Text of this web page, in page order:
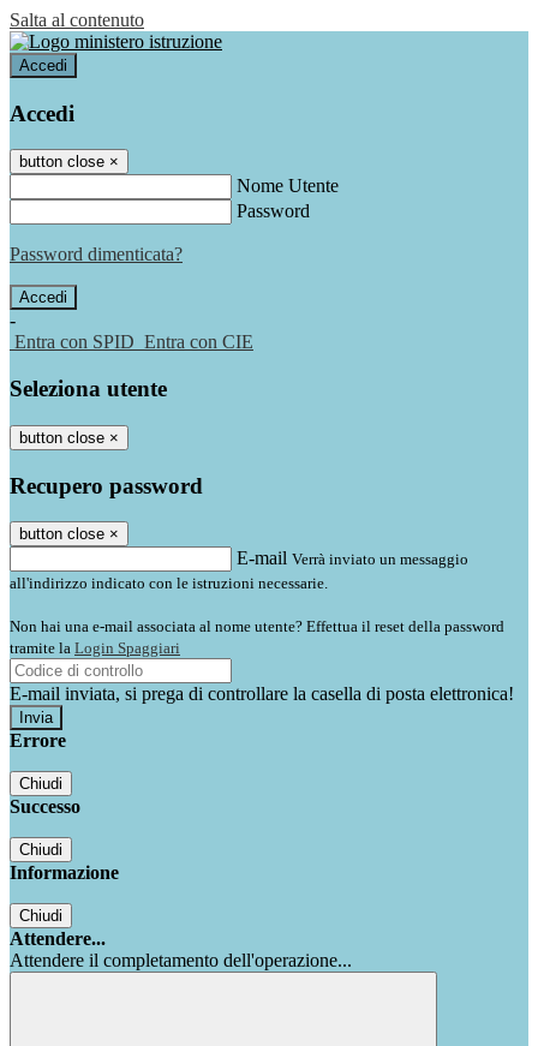
Salta al contenuto
Accedi
Accedi
button close ×
Nome Utente
Password
Password dimenticata?
-
Entra con SPID Entra con CIE
Seleziona utente
button close ×
Recupero password
button close ×
E-mail Verrà inviato un messaggio
all'indirizzo indicato con le istruzioni necessarie.
Non hai una e-mail associata al nome utente? Effettua il reset della password
tramite la Login Spaggiari
E-mail inviata, si prega di controllare la casella di posta elettronica!
Errore
Chiudi
Successo
Chiudi
Informazione
Chiudi
Attendere...
Attendere il completamento dell'operazione...